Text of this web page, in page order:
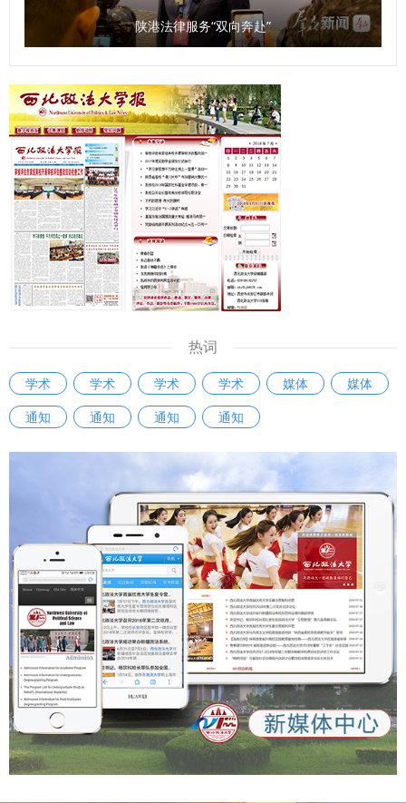
陕港法律服务“双向奔赴”
热词
学术 学术 学术 学术 媒体
媒体
通知
通知 通知 通知